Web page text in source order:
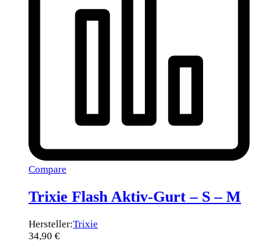
Compare
Trixie Flash Aktiv-Gurt – S – M
Hersteller:Trixie
34,90 €